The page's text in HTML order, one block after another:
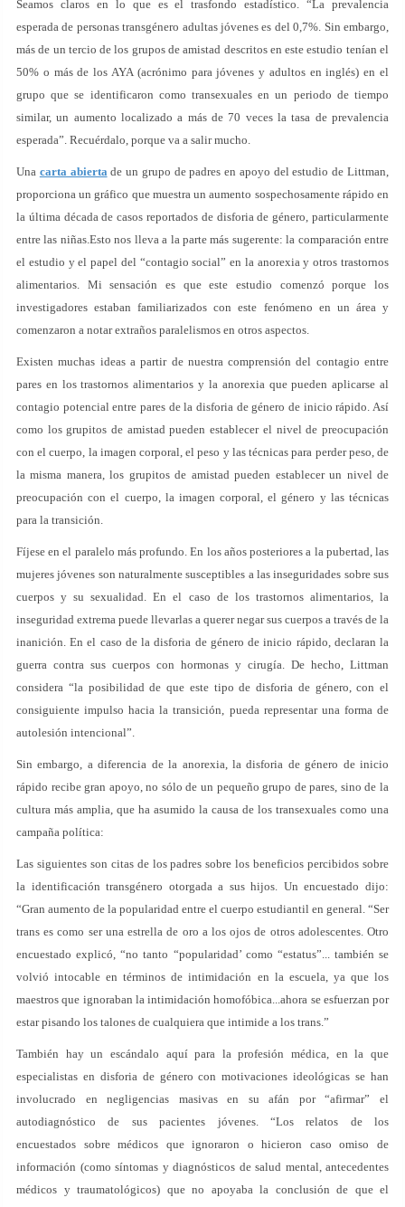
Seamos claros en lo que es el trasfondo estadístico. “La prevalencia
esperada de personas transgénero adultas jóvenes es del 0,7%. Sin embargo,
más de un tercio de los grupos de amistad descritos en este estudio tenían el
50% o más de los AYA (acrónimo para jóvenes y adultos en inglés) en el
grupo que se identificaron como transexuales en un periodo de tiempo
similar, un aumento localizado a más de 70 veces la tasa de prevalencia
esperada”. Recuérdalo, porque va a salir mucho.
Una carta abiertade un grupo de padres en apoyo del estudio de Littman,
proporciona un gráfico que muestra un aumento sospechosamente rápido en
la última década de casos reportados de disforia de género, particularmente
entre las niñas.Esto nos lleva a la parte más sugerente: la comparación entre
el estudio y el papel del “contagio social” en la anorexia y otros trastornos
alimentarios. Mi sensación es que este estudio comenzó porque los
investigadores estaban familiarizados con este fenómeno en un área y
comenzaron a notar extraños paralelismos en otros aspectos.
Existen muchas ideas a partir de nuestra comprensión del contagio entre
pares en los trastornos alimentarios y la anorexia que pueden aplicarse al
contagio potencial entre pares de la disforia de género de inicio rápido. Así
como los grupitos de amistad pueden establecer el nivel de preocupación
con el cuerpo, la imagen corporal, el peso y las técnicas para perder peso, de
la misma manera, los grupitos de amistad pueden establecer un nivel de
preocupación con el cuerpo, la imagen corporal, el género y las técnicas
para la transición.
Fíjese en el paralelo más profundo. En los años posteriores a la pubertad, las
mujeres jóvenes son naturalmente susceptibles a las inseguridades sobre sus
cuerpos y su sexualidad. En el caso de los trastornos alimentarios, la
inseguridad extrema puede llevarlas a querer negar sus cuerpos a través de la
inanición. En el caso de la disforia de género de inicio rápido, declaran la
guerra contra sus cuerpos con hormonas y cirugía. De hecho, Littman
considera “la posibilidad de que este tipo de disforia de género, con el
consiguiente impulso hacia la transición, pueda representar una forma de
autolesión intencional”.
Sin embargo, a diferencia de la anorexia, la disforia de género de inicio
rápido recibe gran apoyo, no sólo de un pequeño grupo de pares, sino de la
cultura más amplia, que ha asumido la causa de los transexuales como una
campaña política:
Las siguientes son citas de los padres sobre los beneficios percibidos sobre
la identificación transgénero otorgada a sus hijos. Un encuestado dijo:
“Gran aumento de la popularidad entre el cuerpo estudiantil en general. “Ser
trans es como ser una estrella de oro a los ojos de otros adolescentes. Otro
encuestado explicó, “no tanto “popularidad’ como “estatus”... también se
volvió intocable en términos de intimidación en la escuela, ya que los
maestros que ignoraban la intimidación homofóbica...ahora se esfuerzan por
estar pisando los talones de cualquiera que intimide a los trans.”
También hay un escándalo aquí para la profesión médica, en la que
especialistas en disforia de género con motivaciones ideológicas se han
involucrado en negligencias masivas en su afán por “afirmar” el
autodiagnóstico de sus pacientes jóvenes. “Los relatos de los
encuestados sobre médicos que ignoraron o hicieron caso omiso de
información (como síntomas y diagnósticos de salud mental, antecedentes
médicos y traumatológicos) que no apoyaba la conclusión de que el